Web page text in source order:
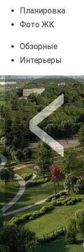
Планировка
Фото ЖК
Обзорные
Интерьеры
Предыдущее